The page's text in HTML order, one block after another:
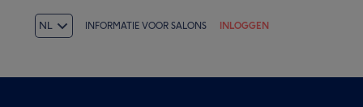
NL INFORMATIE VOOR SALONS INLOGGEN